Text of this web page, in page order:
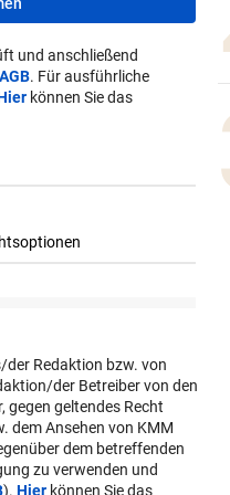
und anschließend
AGB. Für ausführliche
können Sie das